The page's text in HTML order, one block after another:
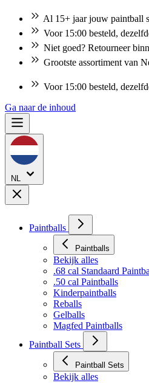
Al 15+ jaar jouw paintball
Voor 15:00 besteld,
Niet goed? Retourneer
Grootste assortiment van
Niet goed? Retourneer
Ga naar de inhoud
NL
Paintballs
Paintballs
Bekijk alles
.68 cal Standaard
.50 cal Paintballs
Kinderpaintballs
Reballs
Gelballs
Magfed Paintballs
Paintball Sets
Paintball Sets
Bekijk alles